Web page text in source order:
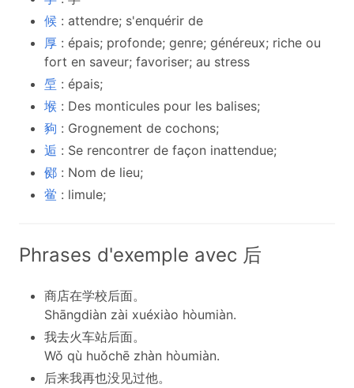
候 : attendre; s'enquérir de
厚 : épais; profonde; genre; généreux; riche ou
fort en saveur; favoriser; au stress
垕 : épais;
堠 : Des monticules pour les balises;
豞 : Grognement de cochons;
逅 : Se rencontrer de façon inattendue;
鄇 : Nom de lieu;
鲎 : limule;
Phrases d'exemple avec 后
商店在学校后面。
Shāngdiàn zài xuéxiào hòumiàn.
我去火车站后面。
Wǒ qù huǒchē zhàn hòumiàn.
后来我再也没见过他。